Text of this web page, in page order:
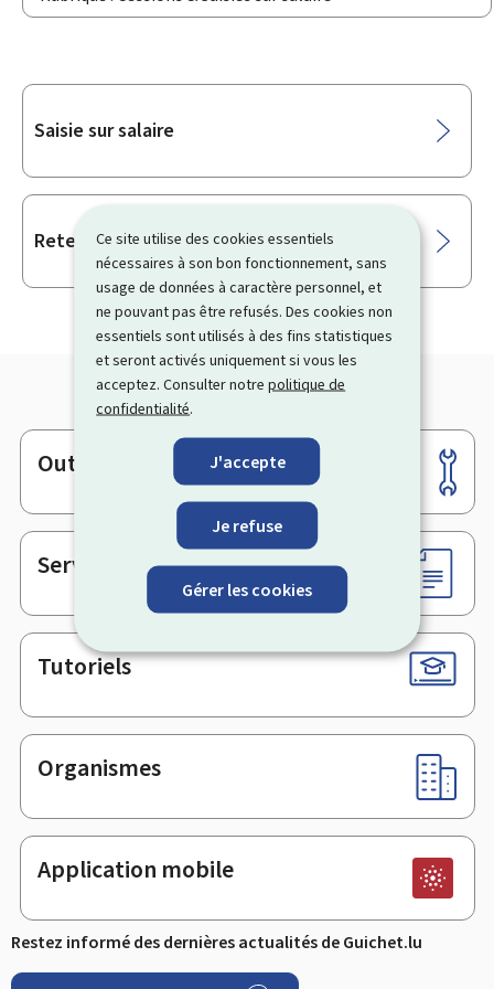
Ce site utilise des cookies essentiels
nécessaires à son bon fonctionnement, sans
usage de données à caractère personnel, et
ne pouvant pas être refusés. Des cookies non
essentiels sont utilisés à des fins statistiques
et seront activés uniquement si vous les
acceptez. Consulter notrepolitique de
confidentialité.
J'accepte
Je refuse
Gérer les cookies
Sous-
Saisie sur salaire
Retenue sur salaire
Pied
de
page
Outils
Services en ligne & Formulaires
Tutoriels
Organismes
Application mobile
Restez informé des dernières actualités de Guichet.lu